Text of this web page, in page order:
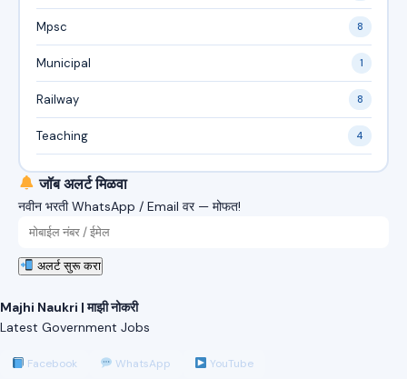
Mpsc 8
Municipal 1
Railway 8
Teaching 4
जॉब अलर्ट मिळवा
नवीन भरती WhatsApp / Email वर — मोफत!
अलर्ट सुरू करा
Majhi Naukri | माझी नोकरी
Latest Government Jobs
Facebook WhatsApp YouTube